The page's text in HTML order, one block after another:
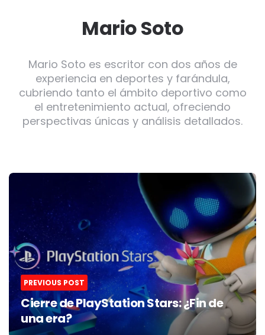
Mario Soto
Mario Soto es escritor con dos años de
experiencia en deportes y farándula,
cubriendo tanto el ámbito deportivo como
el entretenimiento actual, ofreciendo
perspectivas únicas y análisis detallados.
Post
navigation
PREVIOUS POST
Cierre de PlayStation Stars: ¿Fin de
una era?